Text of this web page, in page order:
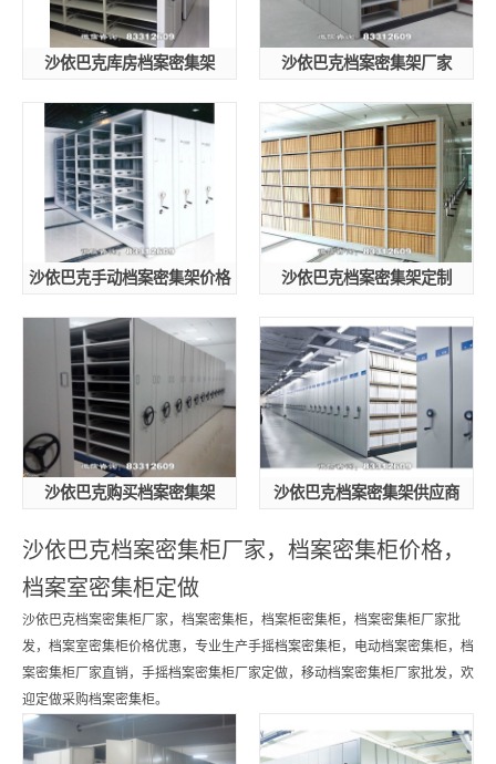
沙依巴克库房档案密集架 沙依巴克档案密集架厂家
沙依巴克手动档案密集架价格 沙依巴克档案密集架定制
沙依巴克购买档案密集架 沙依巴克档案密集架供应商
沙依巴克档案密集柜厂家，档案密集柜价格，
档案室密集柜定做
沙依巴克档案密集柜厂家，档案密集柜，档案柜密集柜，档案密集柜厂家批
发，档案室密集柜价格优惠，专业生产手摇档案密集柜，电动档案密集柜，档
案密集柜厂家直销，手摇档案密集柜厂家定做，移动档案密集柜厂家批发，欢
迎定做采购档案密集柜。